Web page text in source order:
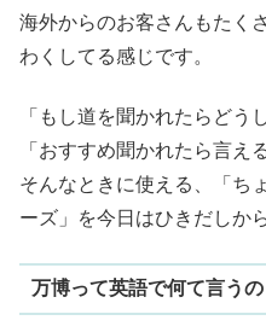
海外からのお客さんもたく
わくしてる感じです。
「もし道を聞かれたらどう
「おすすめ聞かれたら言え
そんなときに使える、「ち
ーズ」を今日はひきだしか
万博って英語で何て言うの